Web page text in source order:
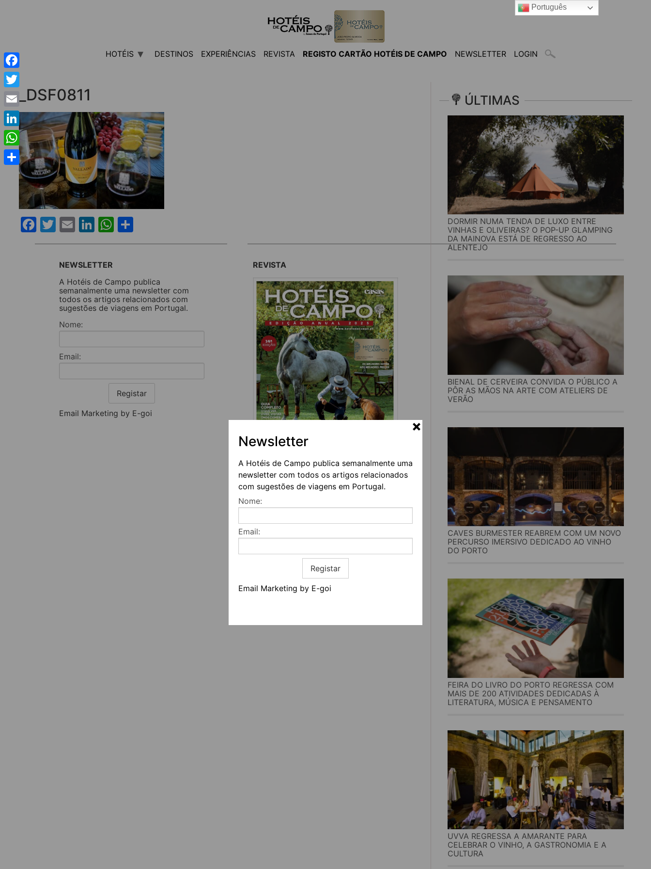
Newsletter
A Hotéis de Campo publica semanalmente uma
newsletter com todos os artigos relacionados
com sugestões de viagens em Portugal.
Nome:
Email:
Registar
Email Marketing by E-goi
HOTÉIS DESTINOS EXPERIÊNCIAS REVISTA REGISTO CARTÃO HOTÉIS DE CAMPO NEWSLETTER LOGIN
_DSF0811
Facebook
Twitter
EmailLinkedIn
WhatsApp
ÚLTIMAS
DORMIR NUMA TENDA DE LUXO ENTRE
VINHAS E OLIVEIRAS? O POP-UP GLAMPING
DA MAINOVA ESTÁ DE REGRESSO AO
ALENTEJO
BIENAL DE CERVEIRA CONVIDA O PÚBLICO A
PÔR AS MÃOS NA ARTE COM ATELIERS DE
VERÃO
CAVES BURMESTER REABREM COM UM NOVO
PERCURSO IMERSIVO DEDICADO AO VINHO
DO PORTO
FEIRA DO LIVRO DO PORTO REGRESSA COM
MAIS DE 200 ATIVIDADES DEDICADAS À
LITERATURA, MÚSICA E PENSAMENTO
UVVA REGRESSA A AMARANTE PARA
CELEBRAR O VINHO, A GASTRONOMIA E A
CULTURA
NEWSLETTER
A Hotéis de Campo publica
semanalmente uma newsletter com
todos os artigos relacionados com
sugestões de viagens em Portugal.
Nome:
Email:
Registar
Email Marketing by E-goi
REVISTA
REDES SOCIAIS
Quem somos
Termos e condições
Informação geral
Facebook
Twitter
Email
LinkedIn
WhatsApp
Share
Português